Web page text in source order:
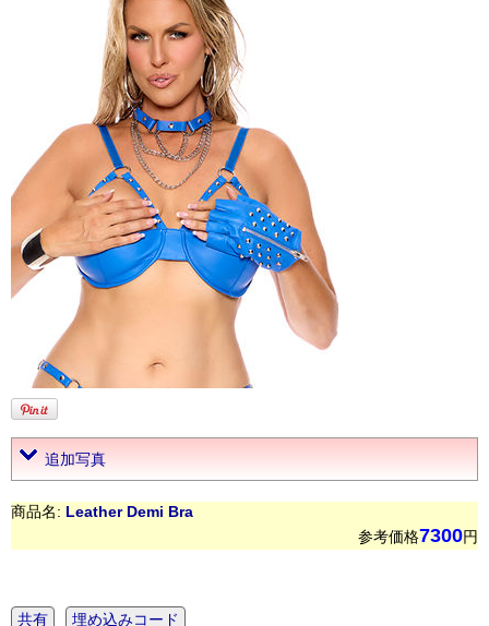
追加写真
商品名: Leather Demi Bra
参考価格7300円
共有 埋め込みコード